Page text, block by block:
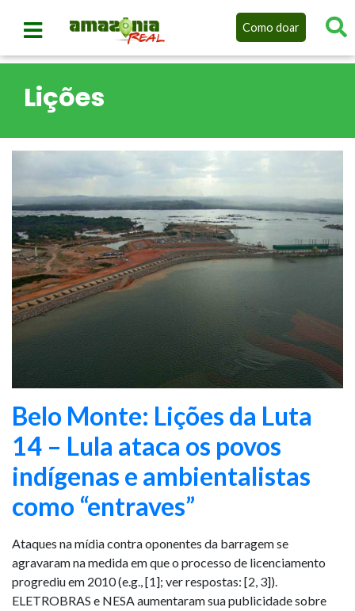
Como doar
Lições
Belo Monte: Lições da Luta
14 – Lula ataca os povos
indígenas e ambientalistas
como “entraves”
Ataques na mídia contra oponentes da barragem se
agravaram na medida em que o processo de licenciamento
progrediu em 2010 (e.g., [1]; ver respostas: [2, 3]).
ELETROBRAS e NESA aumentaram sua publicidade sobre